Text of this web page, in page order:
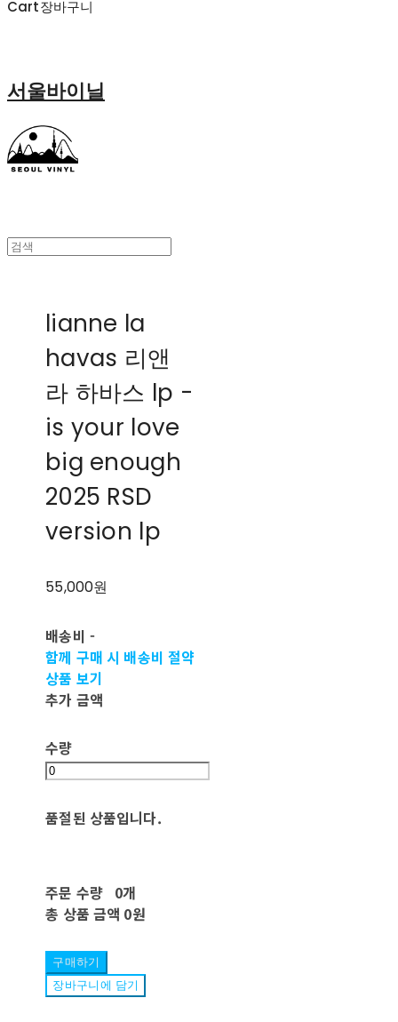
Cart장바구니
서울바이닐
lianne la
havas 리앤
라 하바스 lp -
is your love
big enough
2025 RSD
version lp
55,000원
배송비 -
함께 구매 시 배송비 절약
상품 보기
추가 금액
수량
품절된 상품입니다.
주문 수량 0개
총 상품 금액 0원
구매하기
장바구니에 담기